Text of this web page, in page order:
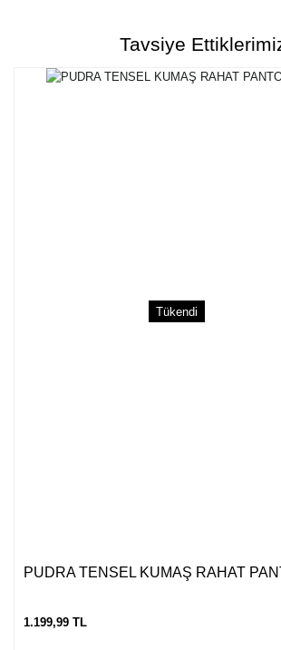
tarafımıza iletebilirsiniz.
Görüş ve önerileriniz için teşekkür ederiz.
Gönder
Tavsiye
Tükendi
PUDRA TENSEL KUMAŞ RAHAT
1.199,99 TL